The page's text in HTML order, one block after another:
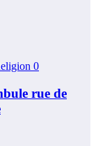
0
rue de